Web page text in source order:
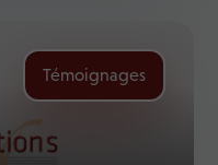
Témoignages